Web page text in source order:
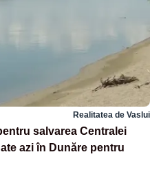
Realitatea de Vaslui
salvarea Centralei
azi în Dunăre pentru